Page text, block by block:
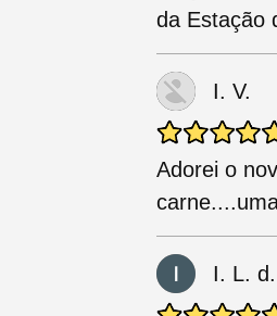
da Estação
I. V.
Adorei o
I. L.